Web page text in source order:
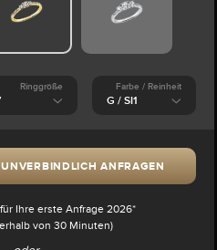
Ringgröße Farbe / Reinheit
ANFRAGEN
Ihre erste Anfrage 2026*
von 30 Minuten)